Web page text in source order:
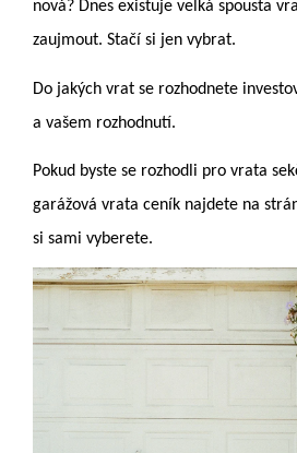
nová? Dnes existuje velká spousta
zaujmout. Stačí si jen vybrat.
Do jakých vrat se rozhodnete
a vašem rozhodnutí.
Pokud byste se rozhodli pro vrata
garážová vrata ceník najdete na
si sami vyberete.